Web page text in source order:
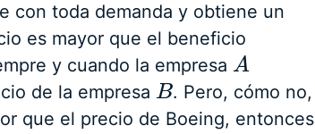
con toda demanda y obtiene un
es mayor que el beneficio
y cuando la empresa A
A
de la empresa B
B . Pero, cómo no,
que el precio de Boeing, entonces